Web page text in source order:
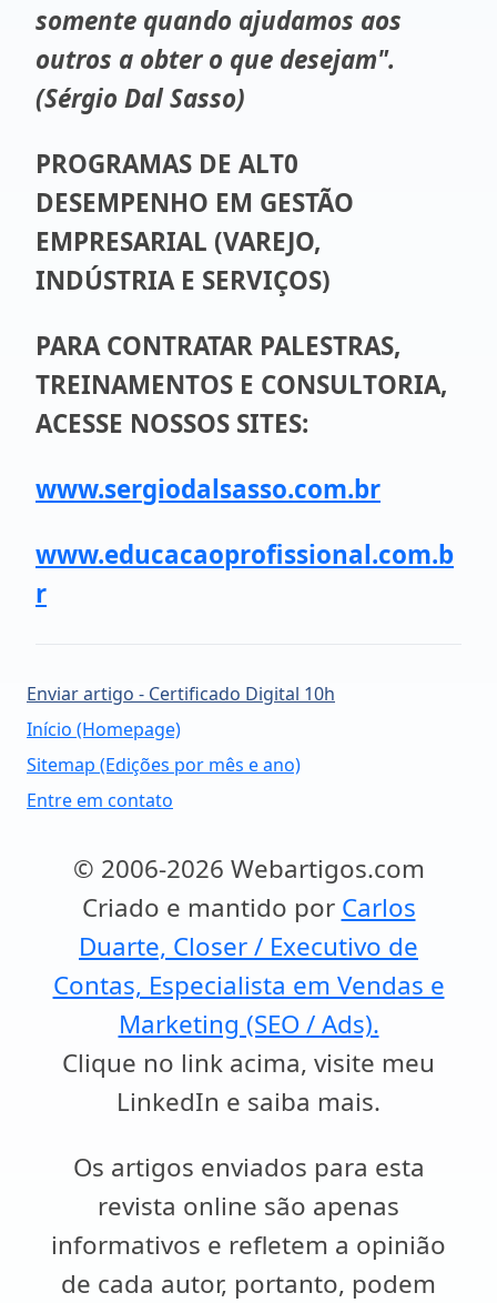
somente quando ajudamos aos
outros a obter o que desejam".
(Sérgio Dal Sasso)
PROGRAMAS DE ALT0
DESEMPENHO EM GESTÃO
EMPRESARIAL (VAREJO,
INDÚSTRIA E SERVIÇOS)
PARA CONTRATAR PALESTRAS,
TREINAMENTOS E CONSULTORIA,
ACESSE NOSSOS SITES:
www.sergiodalsasso.com.br
www.educacaoprofissional.com.b
r
Enviar artigo - Certificado Digital 10h
Início (Homepage)
Sitemap (Edições por mês e ano)
Entre em contato
© 2006-2026 Webartigos.com
Criado e mantido por Carlos
Duarte, Closer / Executivo de
Contas, Especialista em Vendas e
Marketing (SEO / Ads).
Clique no link acima, visite meu
LinkedIn e saiba mais.
Os artigos enviados para esta
revista online são apenas
informativos e refletem a opinião
de cada autor, portanto, podem